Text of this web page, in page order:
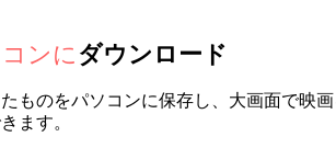
ンに ダウンロード
ものをパソコンに保存し、大画面で映
ます。